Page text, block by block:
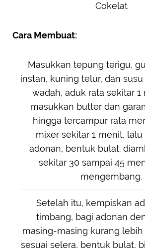
Cokelat
Cara Membuat:
Masukkan tepung terigu,
instan, kuning telur, dan
wadah, aduk rata sekitar 1
masukkan butter dan
hingga tercampur rata
mixer sekitar 1 menit,
adonan, bentuk bulat.
sekitar 30 sampai 45
mengembang.
Setelah itu, kempiskan
timbang, bagi adonan
masing-masing kurang lebih
sesuai selera, bentuk bulat,